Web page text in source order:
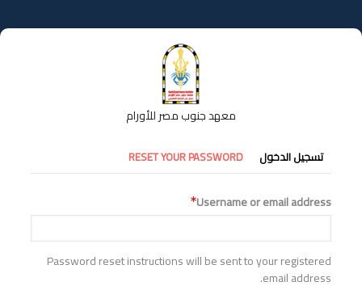
إلى
المحتوى
معهد جنوب مصر للأورام
التبويبات
الأساسية
تسجيل الدخول RESET YOUR PASSWORD
Username or email address
Password reset instructions will be sent to your registered
email address.